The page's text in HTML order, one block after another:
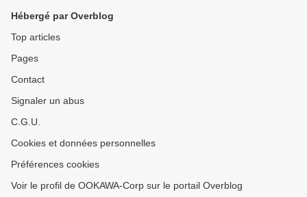
Hébergé par Overblog
Top articles
Pages
Contact
Signaler un abus
C.G.U.
Cookies et données personnelles
Préférences cookies
Voir le profil de OOKAWA-Corp sur le portail Overblog